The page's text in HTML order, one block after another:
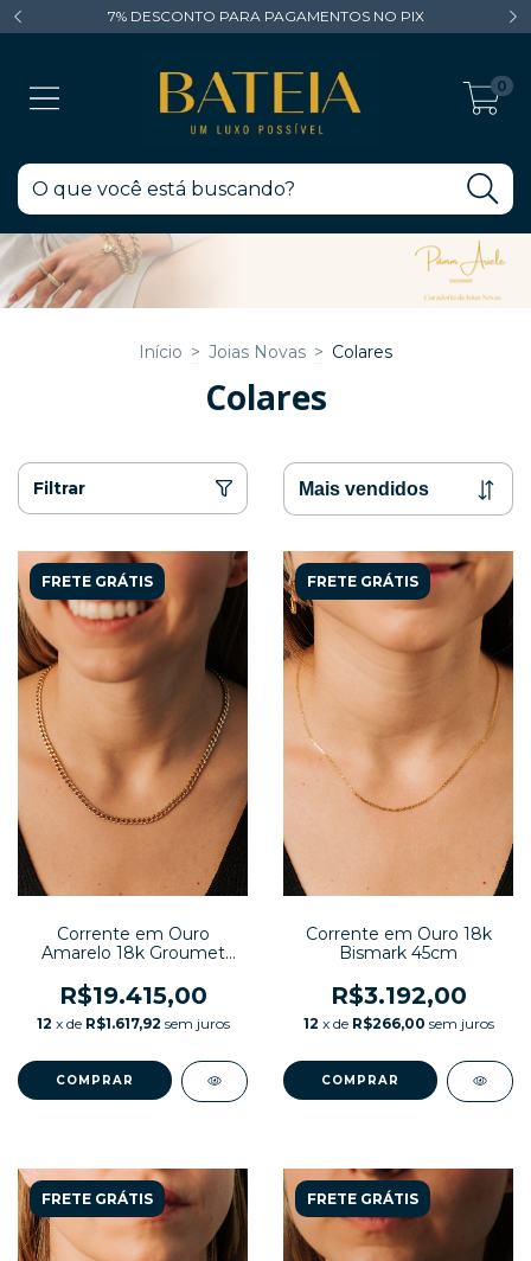
7% DESCONTO PARA PAGAMENTOS NO PIX
0
Início > Joias Novas > Colares
Colares
Filtrar
FRETE GRÁTIS
Corrente em Ouro
Amarelo 18k Groumet
Branco
R$19.415,00
12 x de R$1.617,92 sem juros
COMPRAR
FRETE GRÁTIS
Corrente em Ouro 18k
Bismark 45cm
R$3.192,00
12 x de R$266,00 sem juros
COMPRAR
FRETE GRÁTIS FRETE GRÁTIS